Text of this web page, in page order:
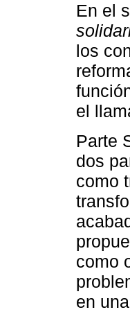
En el
los
el
Parte
dos
como
como
en